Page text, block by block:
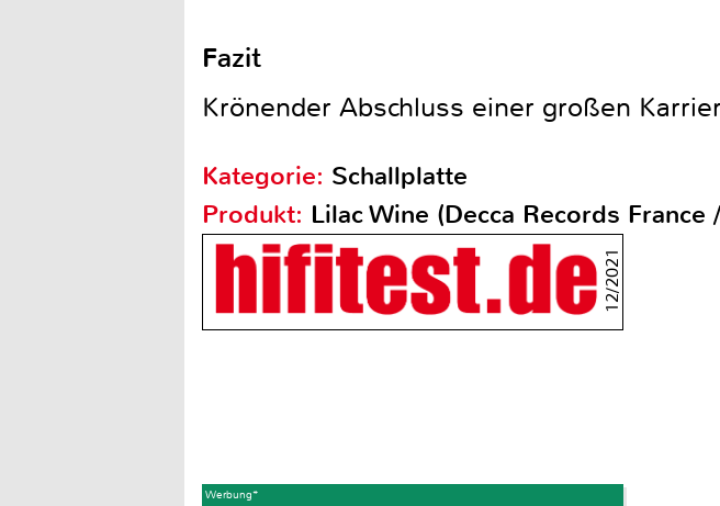
Fazit
Krönender Abschluss einer großen
Kategorie: Schallplatte
Produkt: Lilac Wine (Decca Records France
12/2021
Werbung*